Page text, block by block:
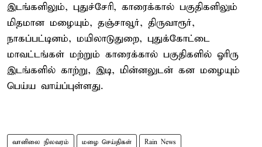
இடங்களிலும், புதுச்சேரி, காரைக்கால் பகுதிகளிலும்
மிதமான மழையும், தஞ்சாவூர், திருவாரூர்,
நாகப்பட்டினம், மயிலாடுதுறை, புதுக்கோட்டை
மாவட்டங்கள் மற்றும் காரைக்கால் பகுதிகளில் ஓரிரு
இடங்களில் காற்று, இடி, மின்னலுடன் கன மழையும்
பெய்ய வாய்ப்புள்ளது.
வானிலை நிலவரம் மழை செய்திகள் Rain News